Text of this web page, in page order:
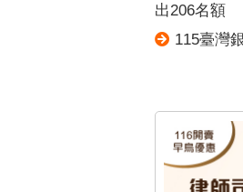
出206名額
115臺灣